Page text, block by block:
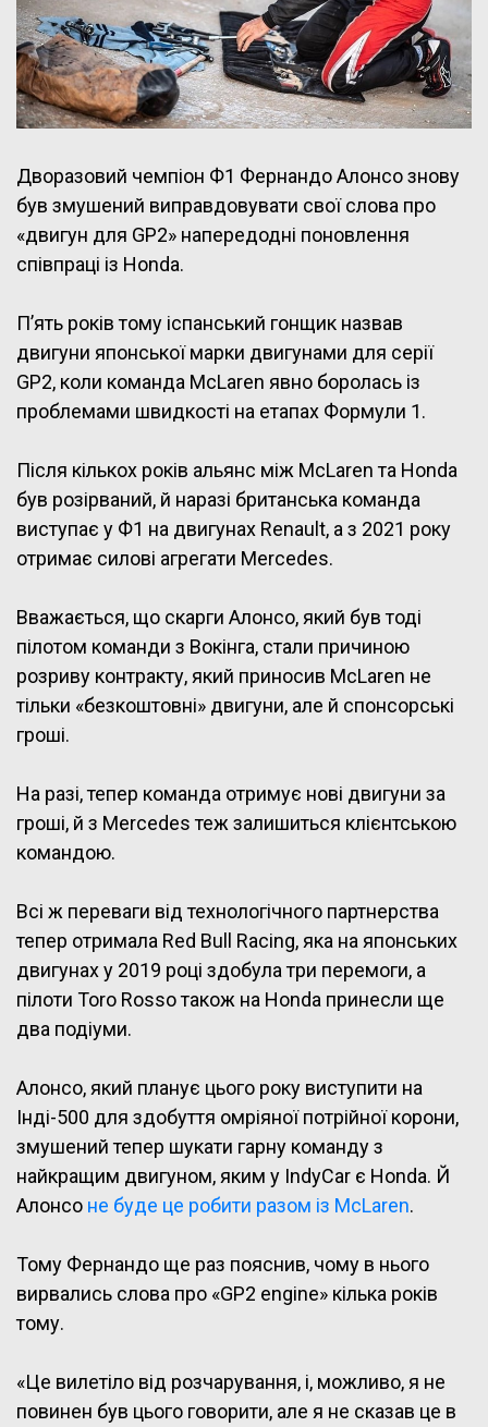
Дворазовий чемпіон Ф1 Фернандо Алонсо знову
був змушений виправдовувати свої слова про
«двигун для GP2» напередодні поновлення
співпраці із Honda.
П’ять років тому іспанський гонщик назвав
двигуни японської марки двигунами для серії
GP2, коли команда McLaren явно боролась із
проблемами швидкості на етапах Формули 1.
Після кількох років альянс між McLaren та Honda
був розірваний, й наразі британська команда
виступає у Ф1 на двигунах Renault, а з 2021 року
отримає силові агрегати Mercedes.
Вважається, що скарги Алонсо, який був тоді
пілотом команди з Вокінга, стали причиною
розриву контракту, який приносив McLaren не
тільки «безкоштовні» двигуни, але й спонсорські
гроші.
На разі, тепер команда отримує нові двигуни за
гроші, й з Mercedes теж залишиться клієнтською
командою.
Всі ж переваги від технологічного партнерства
тепер отримала Red Bull Racing, яка на японських
двигунах у 2019 році здобула три перемоги, а
пілоти Toro Rosso також на Honda принесли ще
два подіуми.
Алонсо, який планує цього року виступити на
Інді-500 для здобуття омріяної потрійної корони,
змушений тепер шукати гарну команду з
найкращим двигуном, яким у IndyCar є Honda. Й
Алонсо не буде це робити разом із McLaren.
Тому Фернандо ще раз пояснив, чому в нього
вирвались слова про «GP2 engine» кілька років
тому.
«Це вилетіло від розчарування, і, можливо, я не
повинен був цього говорити, але я не сказав це в